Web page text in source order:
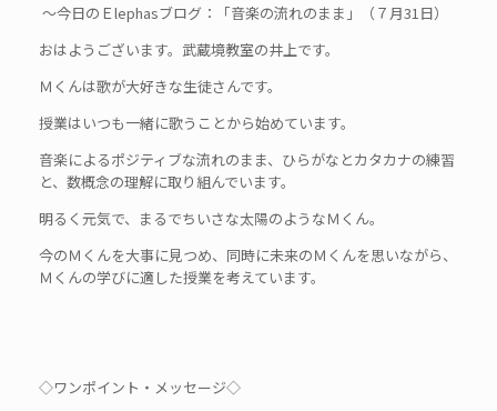
～今日のＥlephasブログ：「音楽の流れのまま」（７月31日）
おはようございます。武蔵境教室の井上です。
Ｍくんは歌が大好きな生徒さんです。
授業はいつも一緒に歌うことから始めています。
音楽によるポジティブな流れのまま、ひらがなとカタカナの練習
と、数概念の理解に取り組んでいます。
明るく元気で、まるでちいさな太陽のようなＭくん。
今のＭくんを大事に見つめ、同時に未来のＭくんを思いながら、
Ｍくんの学びに適した授業を考えています。
◇ワンポイント・メッセージ◇